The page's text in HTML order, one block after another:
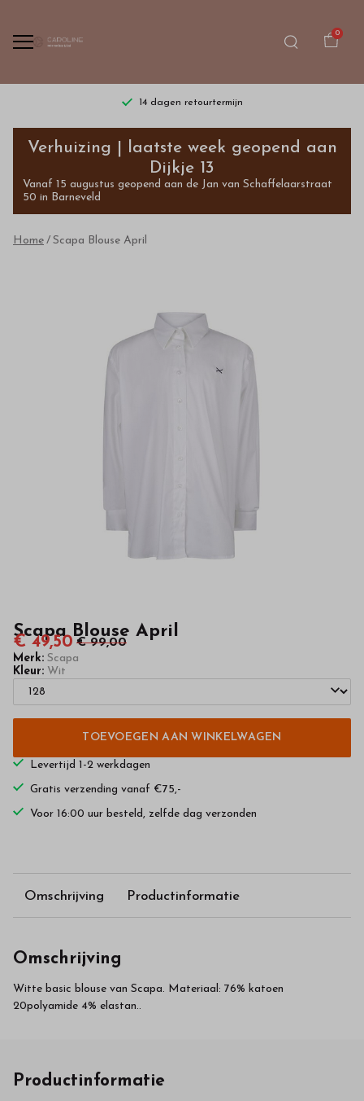
0
14 dagen retourtermijn
Scapa
Blouse
April
Outlet
kinderkleding
webshop
Verhuizing | laatste week geopend aan
Dijkje 13
Vanaf 15 augustus geopend aan de Jan van Schaffelaarstraat
50 in Barneveld
Home Scapa Blouse April
Scapa Blouse April
€ 49,50 € 99,00
Merk: Scapa
Kleur: Wit
TOEVOEGEN AAN WINKELWAGEN
Levertijd 1-2 werkdagen
Gratis verzending vanaf €75,-
Voor 16:00 uur besteld, zelfde dag verzonden
Omschrijving Productinformatie
Omschrijving
Witte basic blouse van Scapa. Materiaal: 76% katoen
20polyamide 4% elastan..
Productinformatie